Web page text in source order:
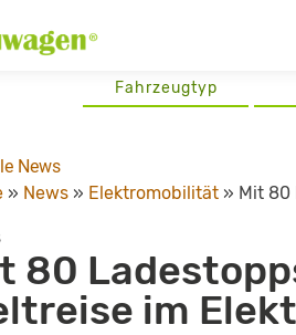
Fahrzeugtyp
News
» News » Elektromobilität » Mit 80
80
im